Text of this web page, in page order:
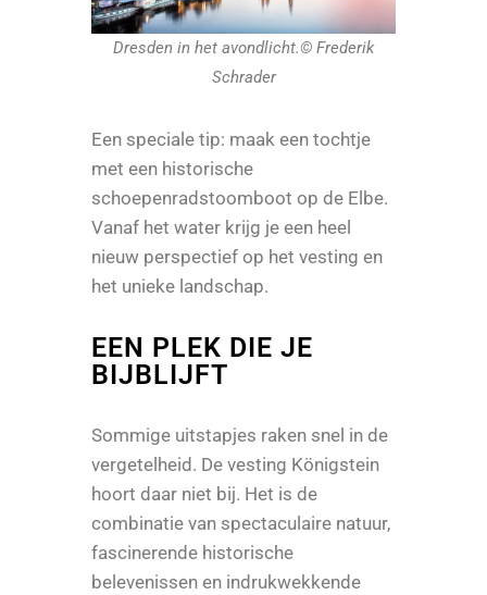
Dresden in het avondlicht.© Frederik
Schrader
Een speciale tip: maak een tochtje
met een historische
schoepenradstoomboot op de Elbe.
Vanaf het water krijg je een heel
nieuw perspectief op het vesting en
het unieke landschap.
EEN PLEK DIE JE
BIJBLIJFT
Sommige uitstapjes raken snel in de
vergetelheid. De vesting Königstein
hoort daar niet bij. Het is de
combinatie van spectaculaire natuur,
fascinerende historische
belevenissen en indrukwekkende